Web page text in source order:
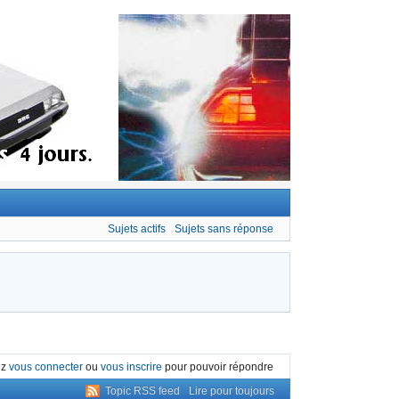
Sujets actifs Sujets sans réponse
vous connecter ou vous inscrire pour pouvoir répondre
Topic RSS feed
Lire pour toujours